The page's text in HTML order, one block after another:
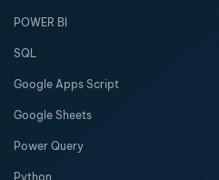
POWER BI
SQL
Google Apps Script
Google Sheets
Power Query
Python